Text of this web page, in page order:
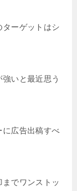
ーゲットはシ
いと最近思う
に広告出稿すべ
でワンストッ